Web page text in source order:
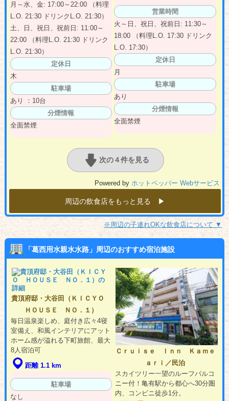
月～水、金: 17:00～22:00 （料理
L.O. 21:30 ドリンクL.O. 21:30）
土、日、祝日、祝前日: 11:00～
22:00 （料理L.O. 21:30 ドリンク
L.O. 21:30）
定休日
木
駐車場
あり ：10台
分煙情報
全面禁煙
営業時間
火～日、祝日、祝前日: 11:30～
18:00 （料理L.O. 17:30 ドリンク
L.O. 17:30）
定休日
月
駐車場
あり
分煙情報
全面禁煙
次の４件を見る
Powered by ホットペッパー Webサービス
周辺の飲食店をもっと見る ▶︎
※周辺の子連れOKな飲食店について ▼
「葛西用水親水水路」周辺のおすすめ宿泊施設
貴頂府邸・大谷田（ＫＩＣＹＯ
ＨＯＵＳＥ ＮＯ．１）
毎日温泉楽しめ、庭付き広々4寝
室備え、和風インテリアにアット
ホーム感が溢れる下町旅館、最大
8人宿泊可
距離 1.1 km
駐車場
なし
Ｃｒｕｉｓｅ Ｉｎｎ Ｋａｍｅ
ａｒｉ／民泊
スカイツリー一望のルーフバルコ
ニー付！亀有駅から都心へ30分圏
内、コンビニ徒歩1分。